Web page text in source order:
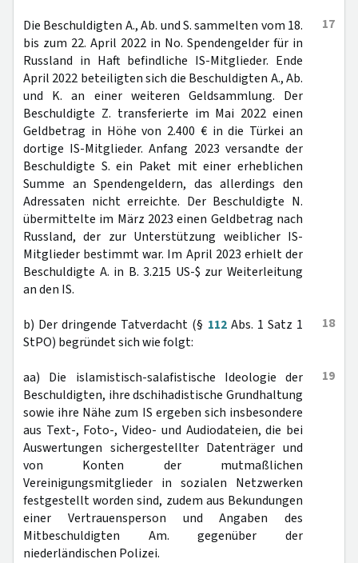
17
Die Beschuldigten A., Ab. und S. sammelten vom 18.
bis zum 22. April 2022 in No. Spendengelder für in
Russland in Haft befindliche IS-Mitglieder. Ende
April 2022 beteiligten sich die Beschuldigten A., Ab.
und K. an einer weiteren Geldsammlung. Der
Beschuldigte Z. transferierte im Mai 2022 einen
Geldbetrag in Höhe von 2.400 € in die Türkei an
dortige IS-Mitglieder. Anfang 2023 versandte der
Beschuldigte S. ein Paket mit einer erheblichen
Summe an Spendengeldern, das allerdings den
Adressaten nicht erreichte. Der Beschuldigte N.
übermittelte im März 2023 einen Geldbetrag nach
Russland, der zur Unterstützung weiblicher IS-
Mitglieder bestimmt war. Im April 2023 erhielt der
Beschuldigte A. in B. 3.215 US-$ zur Weiterleitung
an den IS.
18
b) Der dringende Tatverdacht (§ 112Abs. 1 Satz 1
StPO) begründet sich wie folgt:
19
aa) Die islamistisch-salafistische Ideologie der
Beschuldigten, ihre dschihadistische Grundhaltung
sowie ihre Nähe zum IS ergeben sich insbesondere
aus Text-, Foto-, Video- und Audiodateien, die bei
Auswertungen sichergestellter Datenträger und
von Konten der mutmaßlichen
Vereinigungsmitglieder in sozialen Netzwerken
festgestellt worden sind, zudem aus Bekundungen
einer Vertrauensperson und Angaben des
Mitbeschuldigten Am. gegenüber der
niederländischen Polizei.